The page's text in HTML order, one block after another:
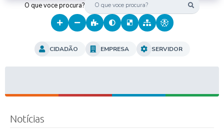
O que voce procura?
CIDADÃO EMPRESA SERVIDOR
Notícias